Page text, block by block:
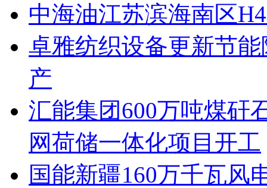
中海油江苏滨海南区
卓雅纺织设备更新节
产
汇能集团600万吨煤矸
网荷储一体化项目开工
国能新疆160万千瓦风